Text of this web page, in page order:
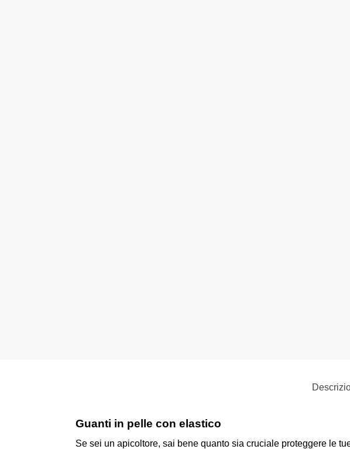
Guanti in pelle con elastico
Se sei un apicoltore, sai bene quanto sia cruciale proteggere le